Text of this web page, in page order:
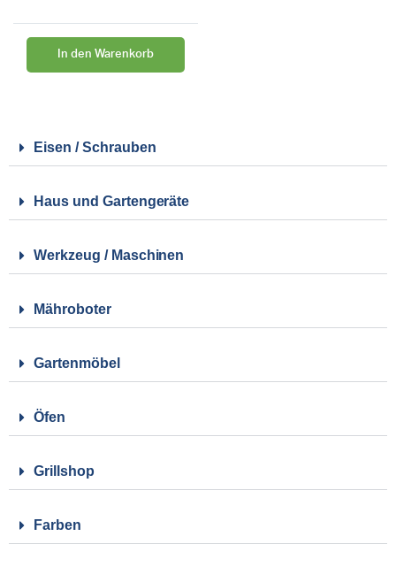
In den Warenkorb
Eisen / Schrauben
Haus und Gartengeräte
Werkzeug / Maschinen
Mähroboter
Gartenmöbel
Öfen
Grillshop
Farben